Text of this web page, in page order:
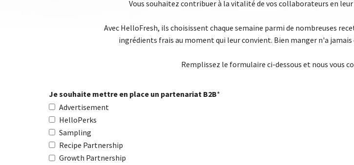
Vous souhaitez contribuer à la vitalité de vos collaborateurs en
Avec HelloFresh, ils choisissent chaque semaine parmi de nombreuses
ingrédients frais au moment qui leur convient. Bien manger n'a
Remplissez le formulaire ci-dessous et nous vous
Je souhaite mettre en place un partenariat B2B*
Advertisement
HelloPerks
Sampling
Recipe Partnership
Growth Partnership